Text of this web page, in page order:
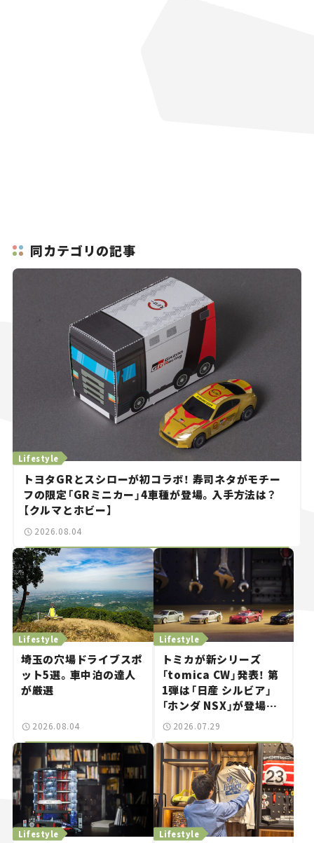
同カテゴリの記事
トヨタGRとスシローが初コラボ！ 寿司ネタがモチー
フの限定「GRミニカー」4車種が登場。入手方法は？
【クルマとホビー】
Lifestyle
2026.08.04
埼玉の穴場ドライブスポ
ット5選。車中泊の達人
が厳選
Lifestyle
2026.08.04
トミカが新シリーズ
「tomica CW」発表！ 第
1弾は「日産 シルビア」
「ホンダ NSX」が登場。
世界が注目す
とホビー】
Lifestyle
2026.07.29
Lifestyle Lifestyle